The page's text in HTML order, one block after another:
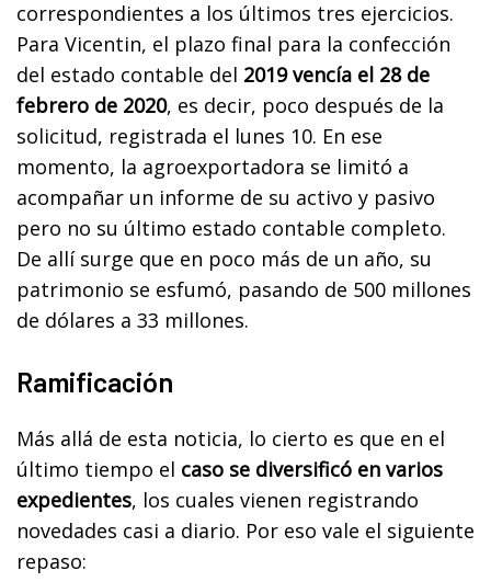
correspondientes a los últimos tres ejercicios.
Para Vicentin, el plazo final para la confección
del estado contable del 2019 vencía el 28 de
febrero de 2020, es decir, poco después de la
solicitud, registrada el lunes 10. En ese
momento, la agroexportadora se limitó a
acompañar un informe de su activo y pasivo
pero no su último estado contable completo.
De allí surge que en poco más de un año, su
patrimonio se esfumó, pasando de 500 millones
de dólares a 33 millones.
Ramificación
Más allá de esta noticia, lo cierto es que en el
último tiempo el caso se diversificó en varios
expedientes, los cuales vienen registrando
novedades casi a diario. Por eso vale el siguiente
repaso: